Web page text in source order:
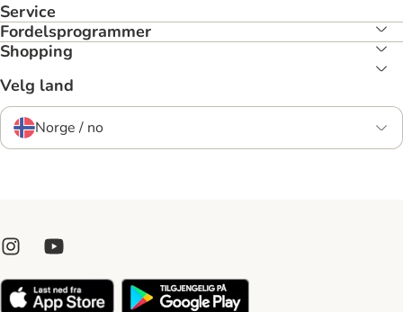
Service
Fordelsprogrammer
Shopping
Velg land
Norge / no